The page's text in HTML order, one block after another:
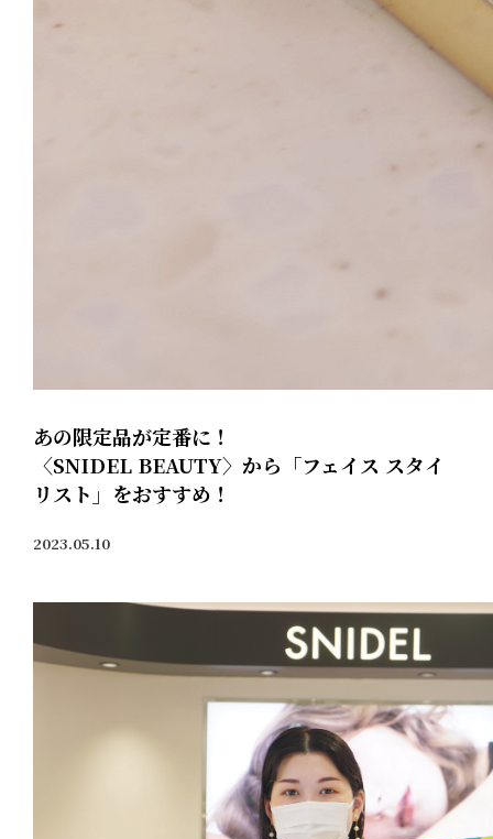
あの限定品が定番に！
〈SNIDEL BEAUTY〉から「フェイス スタイ
リスト」をおすすめ！
2023.05.10